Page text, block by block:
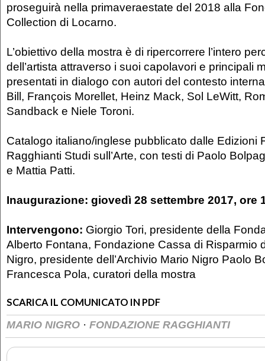
proseguirà nella primaveraestate del 2018 alla
Collection di Locarno.
L’obiettivo della mostra è di ripercorrere l’intero
dell’artista attraverso i suoi capolavori e principali
presentati in dialogo con autori del contesto
Bill, François Morellet, Heinz Mack, Sol LeWitt,
Sandback e Niele Toroni.
Catalogo italiano/inglese pubblicato dalle Edizioni
Ragghianti Studi sull’Arte, con testi di Paolo
e Mattia Patti.
Inaugurazione: giovedì 28 settembre 2017, ore
Intervengono: Giorgio Tori, presidente della
Alberto Fontana, Fondazione Cassa di Risparmio
Nigro, presidente dell’Archivio Mario Nigro Paolo
Francesca Pola, curatori della mostra
SCARICA IL COMUNICATO IN PDF
MARIO NIGRO · FONDAZIONE RAGGHIANTI